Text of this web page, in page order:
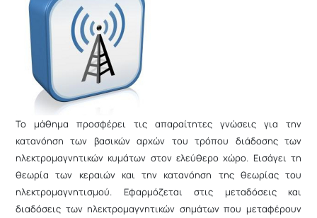
Το μάθημα προσφέρει τις απαραίτητες γνώσεις για την
κατανόηση των βασικών αρχών του τρόπου διάδοσης των
ηλεκτρομαγνητικών κυμάτων στον ελεύθερο χώρο. Εισάγει τη
θεωρία των κεραιών και την κατανόηση της θεωρίας του
ηλεκτρομαγνητισμού. Εφαρμόζεται στις μεταδόσεις και
διαδόσεις των ηλεκτρομαγνητικών σημάτων που μεταφέρουν